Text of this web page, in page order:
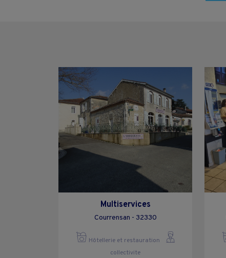
Multiservices
Courrensan - 32330
Hôtellerie et restauration
collectivite